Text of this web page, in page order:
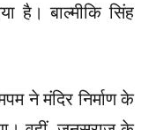
है। बाल्मीकि सिंह
ने मंदिर निर्माण के